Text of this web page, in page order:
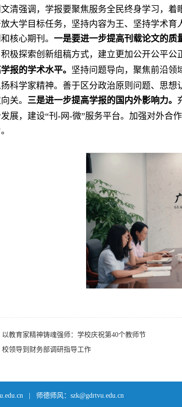
清强调，学报要聚焦服务全民终身学习，
大学目标任务，坚持内容为王、坚持学术
核心期刊。 一是要进一步提高刊载论文的质
极探索创新组稿方式，建立更加公开公平公
报的学术水平。 坚持问题导向，聚焦前沿领
科学家精神。善于区分政治原则问题、思
关。 三是进一步提高学报的国内外影响力。
展，建设“刊-网-微”服务平台。加强对外合
以教育家精神铸魂强师：学校庆祝第40个教师节
校领导到财务部调研指导工作
| 师德师风：szk@gdrtvu.edu.cn